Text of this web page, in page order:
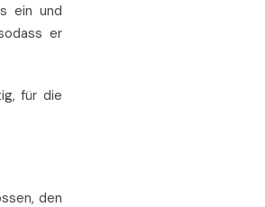
ein und
er
für die
den